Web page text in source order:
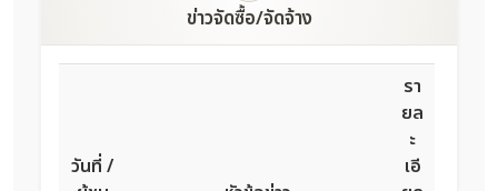
ข่าวจัดซื้อ/จัดจ้าง
วันที่ /
รา
ยล
ะ
เอี